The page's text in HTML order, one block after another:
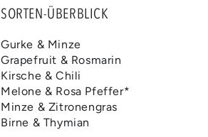
SORTEN-ÜBERBLICK
Gurke & Minze
Grapefruit & Rosmarin
Kirsche & Chili
Melone & Rosa Pfeffer*
Minze & Zitronengras
Birne & Thymian